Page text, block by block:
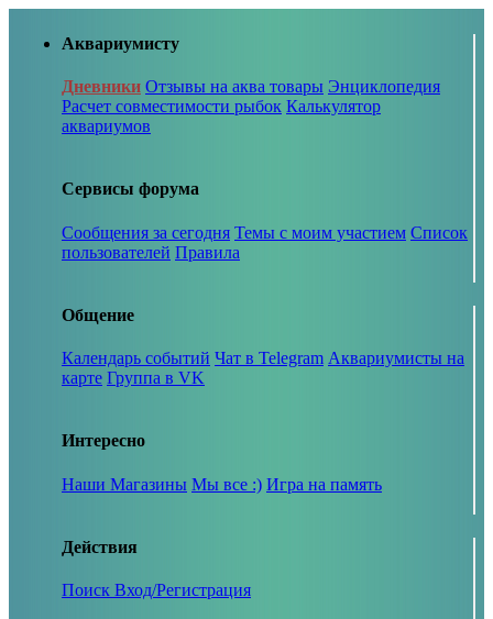
Аквариумисту
Дневники Отзывы на аква товары Энциклопедия
Расчет совместимости рыбок Калькулятор
аквариумов
Сервисы форума
Сообщения за сегодня Темы с моим участием Список
пользователей Правила
Общение
Календарь событий Чат в Telegram Аквариумисты на
карте Группа в VK
Интересно
Наши Магазины Мы все :) Игра на память
Действия
Поиск Вход/Регистрация